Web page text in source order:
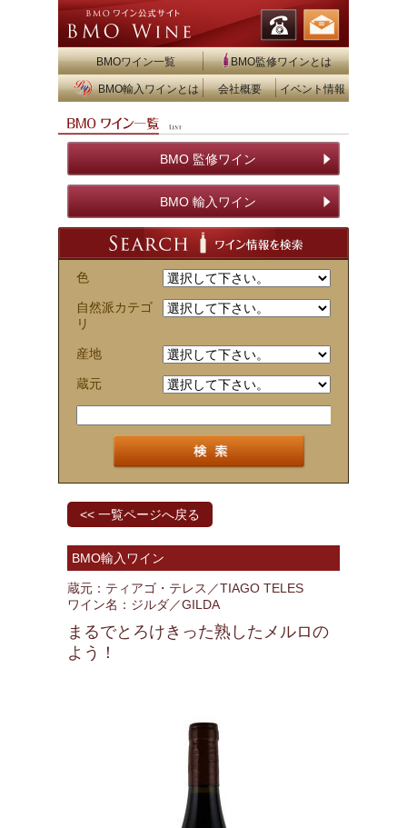
BMOワイン一覧 BMO監修ワインとは
BMO輸入ワインとは 会社概要 イベント情報
BMO 監修ワイン
BMO 輸入ワイン
色
自然派カテゴ
リ
産地
蔵元
<< 一覧ページへ戻る
BMO輸入ワイン
蔵元：ティアゴ・テレス／TIAGO TELES
ワイン名：ジルダ／GILDA
まるでとろけきった熟したメルロの
よう！